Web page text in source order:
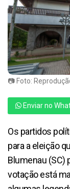
📷 Foto:
Enviar no
Os partidos
para a eleição
Blumenau (SC)
votação está